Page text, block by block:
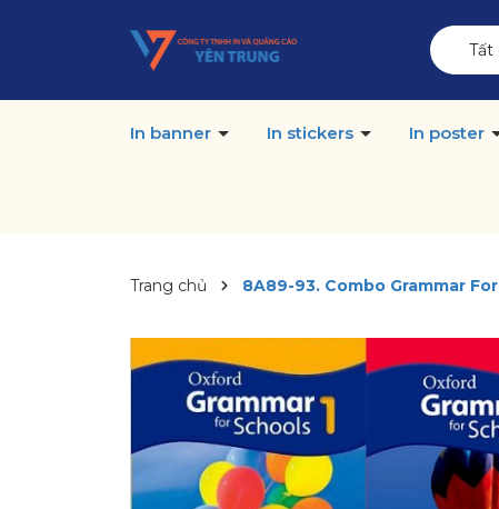
Tất
In banner In stickers In poster
Trang chủ 8A89-93. Combo Grammar